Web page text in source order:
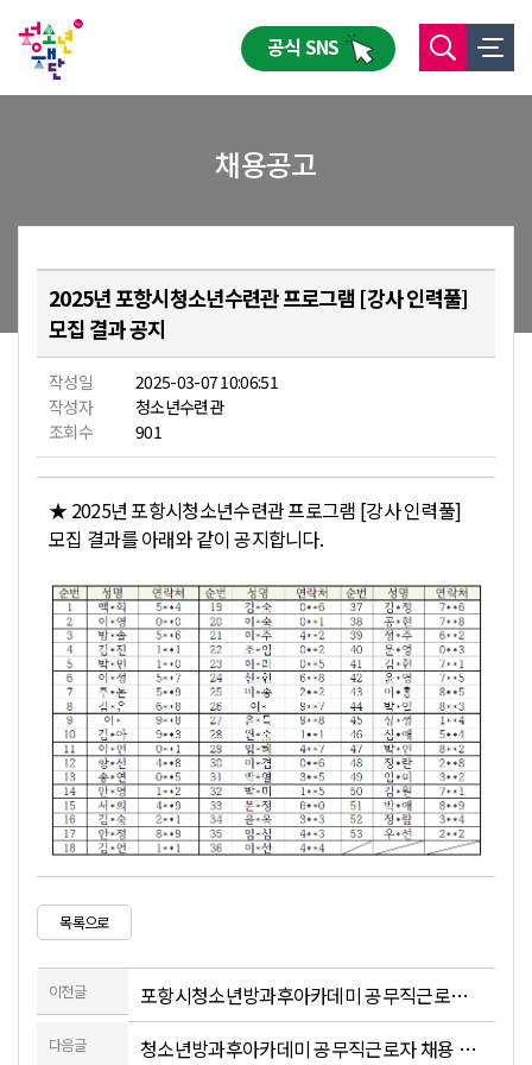
공식 SNS
채용공고
2025년 포항시청소년수련관 프로그램 [강사 인력풀]
모집 결과 공지
작성일
2025-03-07 10:06:51
작성자
청소년수련관
조회수
901
★ 2025년 포항시청소년수련관 프로그램 [강사 인력풀]
모집 결과를 아래와 같이 공지합니다.
목록으로
이전글 포항시청소년방과후아카데미 공무직근로자 서류심사 합격자 발표 및 면접시험 공고
다음글 청소년방과후아카데미 공무직근로자 채용 심사 합격자 발표